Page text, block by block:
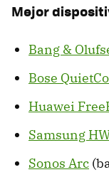
Mejor
Bang &
Bose
Huawei
Samsung
Sonos Arc